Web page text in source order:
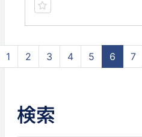
1 2 3 4 5 6 7
検索